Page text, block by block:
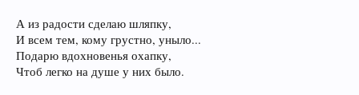
А из радости сделаю шляпку,
И всем тем, кому грустно, уныло...
Подарю вдохновенья охапку,
Чтоб легко на душе у них было.